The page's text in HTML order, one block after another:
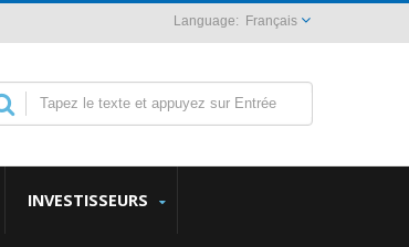
Français
INVESTISSEURS